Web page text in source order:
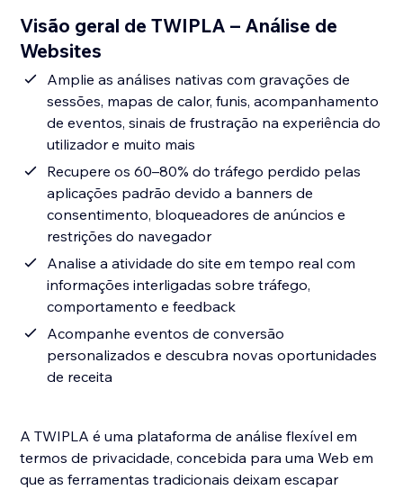
Visão geral de TWIPLA – Análise de
Websites
Amplie as análises nativas com gravações de
sessões, mapas de calor, funis, acompanhamento
de eventos, sinais de frustração na experiência do
utilizador e muito mais
Recupere os 60–80% do tráfego perdido pelas
aplicações padrão devido a banners de
consentimento, bloqueadores de anúncios e
restrições do navegador
Analise a atividade do site em tempo real com
informações interligadas sobre tráfego,
comportamento e feedback
Acompanhe eventos de conversão
personalizados e descubra novas oportunidades
de receita
A TWIPLA é uma plataforma de análise flexível em
termos de privacidade, concebida para uma Web em
que as ferramentas tradicionais deixam escapar